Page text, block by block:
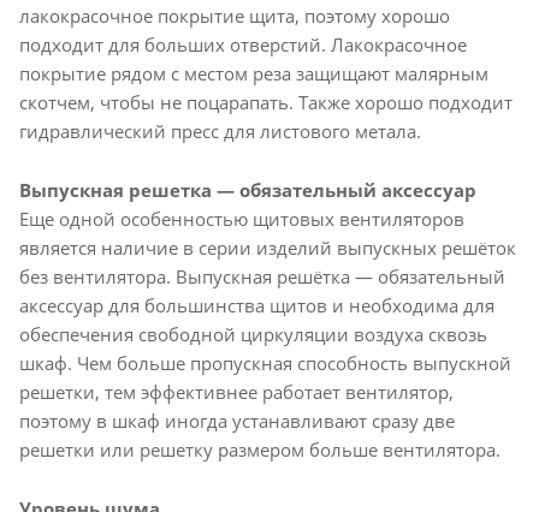
лакокрасочное покрытие щита, поэтому хорошо
подходит для больших отверстий. Лакокрасочное
покрытие рядом с местом реза защищают малярным
скотчем, чтобы не поцарапать. Также хорошо подходит
гидравлический пресс для листового метала.
Выпускная решетка — обязательный аксессуар
Еще одной особенностью щитовых вентиляторов
является наличие в серии изделий выпускных решёток
без вентилятора. Выпускная решётка — обязательный
аксессуар для большинства щитов и необходима для
обеспечения свободной циркуляции воздуха сквозь
шкаф. Чем больше пропускная способность выпускной
решетки, тем эффективнее работает вентилятор,
поэтому в шкаф иногда устанавливают сразу две
решетки или решетку размером больше вентилятора.